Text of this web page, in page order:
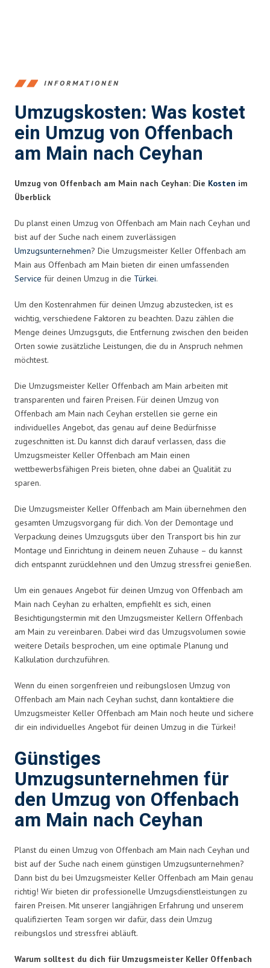
INFORMATIONEN
Umzugskosten: Was kostet
ein Umzug von Offenbach
am Main nach Ceyhan
Umzug von Offenbach am Main nach Ceyhan: Die Kosten im
Überblick
Du planst einen Umzug von Offenbach am Main nach Ceyhan und
bist auf der Suche nach einem zuverlässigen
Umzugsunternehmen? Die Umzugsmeister Keller Offenbach am
Main aus Offenbach am Main bieten dir einen umfassenden
Service für deinen Umzug in die Türkei.
Um den Kostenrahmen für deinen Umzug abzustecken, ist es
wichtig, verschiedene Faktoren zu beachten. Dazu zählen die
Menge deines Umzugsguts, die Entfernung zwischen den beiden
Orten sowie zusätzliche Leistungen, die du in Anspruch nehmen
möchtest.
Die Umzugsmeister Keller Offenbach am Main arbeiten mit
transparenten und fairen Preisen. Für deinen Umzug von
Offenbach am Main nach Ceyhan erstellen sie gerne ein
individuelles Angebot, das genau auf deine Bedürfnisse
zugeschnitten ist. Du kannst dich darauf verlassen, dass die
Umzugsmeister Keller Offenbach am Main einen
wettbewerbsfähigen Preis bieten, ohne dabei an Qualität zu
sparen.
Die Umzugsmeister Keller Offenbach am Main übernehmen den
gesamten Umzugsvorgang für dich. Von der Demontage und
Verpackung deines Umzugsguts über den Transport bis hin zur
Montage und Einrichtung in deinem neuen Zuhause – du kannst
dich entspannt zurücklehnen und den Umzug stressfrei genießen.
Um ein genaues Angebot für deinen Umzug von Offenbach am
Main nach Ceyhan zu erhalten, empfiehlt es sich, einen
Besichtigungstermin mit den Umzugsmeister Kellern Offenbach
am Main zu vereinbaren. Dabei wird das Umzugsvolumen sowie
weitere Details besprochen, um eine optimale Planung und
Kalkulation durchzuführen.
Wenn du einen sorgenfreien und reibungslosen Umzug von
Offenbach am Main nach Ceyhan suchst, dann kontaktiere die
Umzugsmeister Keller Offenbach am Main noch heute und sichere
dir ein individuelles Angebot für deinen Umzug in die Türkei!
Günstiges
Umzugsunternehmen für
den Umzug von Offenbach
am Main nach Ceyhan
Planst du einen Umzug von Offenbach am Main nach Ceyhan und
bist auf der Suche nach einem günstigen Umzugsunternehmen?
Dann bist du bei Umzugsmeister Keller Offenbach am Main genau
richtig! Wir bieten dir professionelle Umzugsdienstleistungen zu
fairen Preisen. Mit unserer langjährigen Erfahrung und unserem
qualifizierten Team sorgen wir dafür, dass dein Umzug
reibungslos und stressfrei abläuft.
Warum solltest du dich für Umzugsmeister Keller Offenbach